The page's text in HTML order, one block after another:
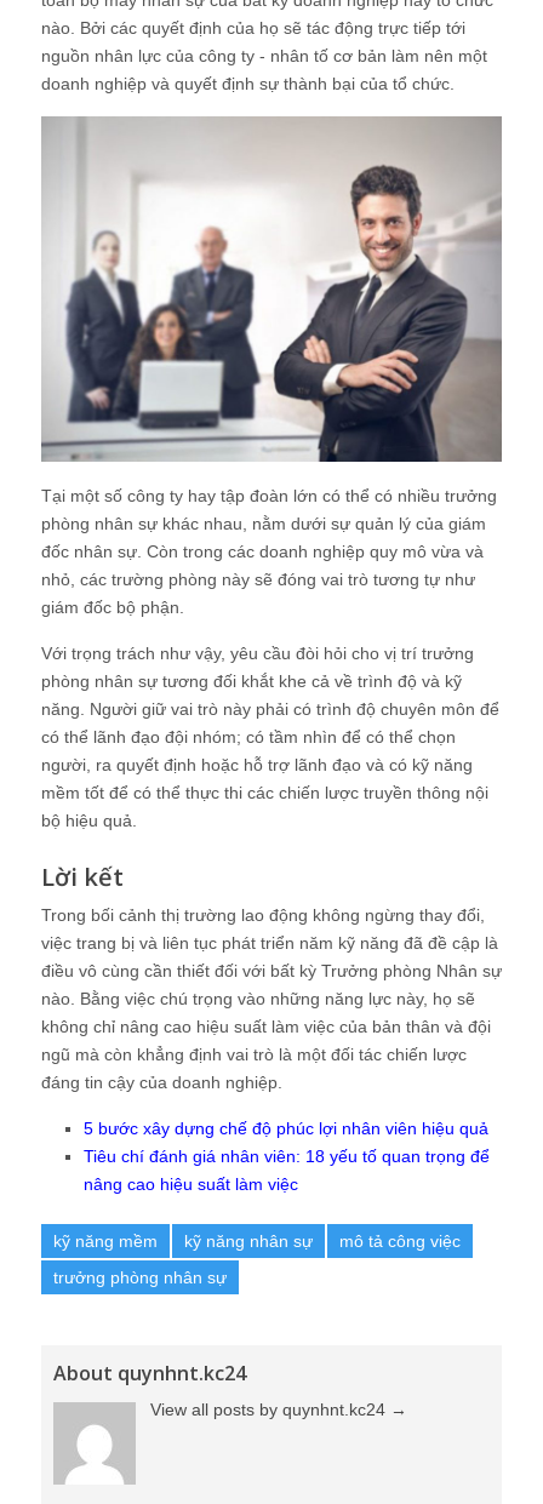
nào. Bởi các quyết định của họ sẽ tác động trực tiếp tới
nguồn nhân lực của công ty - nhân tố cơ bản làm nên một
doanh nghiệp và quyết định sự thành bại của tổ chức.
Tại một số công ty hay tập đoàn lớn có thể có nhiều trưởng
phòng nhân sự khác nhau, nằm dưới sự quản lý của giám
đốc nhân sự. Còn trong các doanh nghiệp quy mô vừa và
nhỏ, các trường phòng này sẽ đóng vai trò tương tự như
giám đốc bộ phận.
Với trọng trách như vậy, yêu cầu đòi hỏi cho vị trí trưởng
phòng nhân sự tương đối khắt khe cả về trình độ và kỹ
năng. Người giữ vai trò này phải có trình độ chuyên môn để
có thể lãnh đạo đội nhóm; có tầm nhìn để có thể chọn
người, ra quyết định hoặc hỗ trợ lãnh đạo và có kỹ năng
mềm tốt để có thể thực thi các chiến lược truyền thông nội
bộ hiệu quả.
Lời kết
Trong bối cảnh thị trường lao động không ngừng thay đổi,
việc trang bị và liên tục phát triển năm kỹ năng đã đề cập là
điều vô cùng cần thiết đối với bất kỳ Trưởng phòng Nhân sự
nào. Bằng việc chú trọng vào những năng lực này, họ sẽ
không chỉ nâng cao hiệu suất làm việc của bản thân và đội
ngũ mà còn khẳng định vai trò là một đối tác chiến lược
đáng tin cậy của doanh nghiệp.
5 bước xây dựng chế độ phúc lợi nhân viên hiệu quả
Tiêu chí đánh giá nhân viên: 18 yếu tố quan trọng để
nâng cao hiệu suất làm việc
kỹ năng mềm kỹ năng nhân sự
mô tả công việc
trưởng phòng nhân sự
About quynhnt.kc24
View all posts by quynhnt.kc24 →